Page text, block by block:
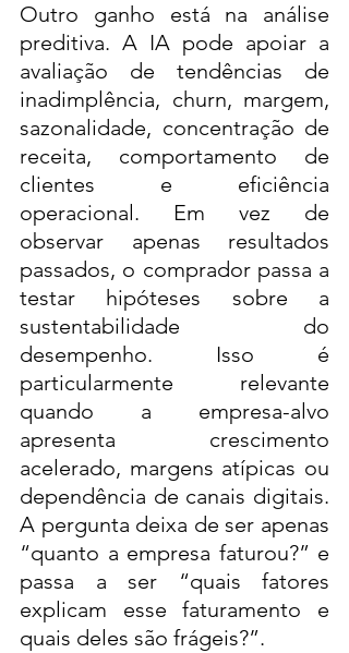
Outro ganho está na análise
preditiva. A IA pode apoiar a
avaliação de tendências de
inadimplência, churn, margem,
sazonalidade, concentração de
receita, comportamento de
clientes e eficiência
operacional. Em vez de
observar apenas resultados
passados, o comprador passa a
testar hipóteses sobre a
sustentabilidade do
desempenho. Isso é
particularmente relevante
quando a empresa-alvo
apresenta crescimento
acelerado, margens atípicas ou
dependência de canais digitais.
A pergunta deixa de ser apenas
“quanto a empresa faturou?” e
passa a ser “quais fatores
explicam esse faturamento e
quais deles são frágeis?”.